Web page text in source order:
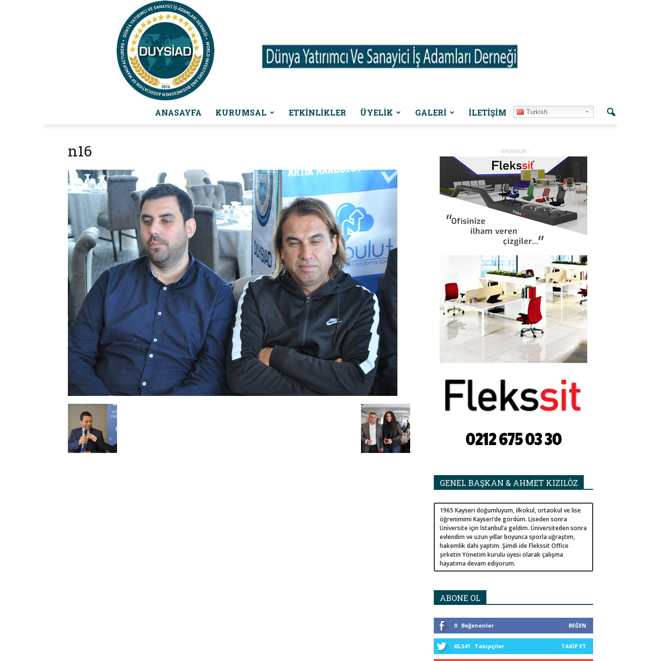
Yatırımcı
Ve
Sanayi
ANASAYFA KURUMSAL ETKINLIKLER ÜYELİK GALERİ İLETIŞIM Turkish
n16 - SPONSOR -
GENEL BAŞKAN & AHMET KIZILÖZ
1965 Kayseri doğumluyum, ilkokul, ortaokul ve lise
öğrenimimi Kayseri’de gördüm. Liseden sonra
Üniversite için İstanbul’a geldim. Üniversiteden sonra
evlendim ve uzun yıllar boyunca sporla uğraştım,
hakemlik dahi yaptım. Şimdi ide Flekssit Office
şirketin Yönetim kurulu üyesi olarak çalışma
hayatıma devam ediyorum.
ABONE OL
0 Beğenenler BEĞEN
65,541 Takipçiler TAKIP ET